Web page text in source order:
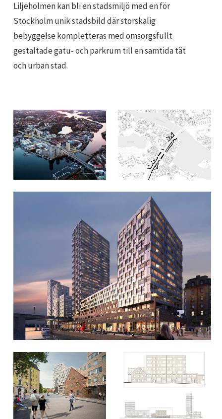
Liljeholmen kan bli en stadsmiljö med en för
Stockholm unik stadsbild där storskalig
bebyggelse kompletteras med omsorgsfullt
gestaltade gatu- och parkrum till en samtida tät
och urban stad.